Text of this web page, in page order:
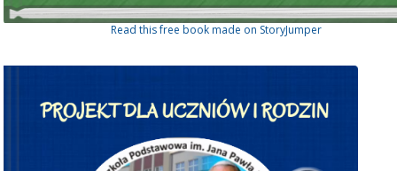
Read this free book made on StoryJumper